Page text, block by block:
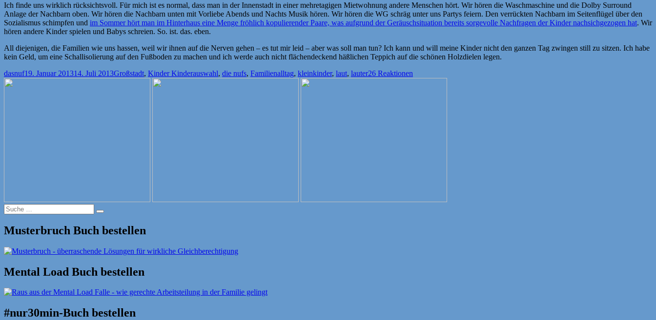
Ich finde uns wirklich rücksichtsvoll. Für mich ist es normal, dass man in der Innenstadt in einer mehretagigen Mietwohnung andere Menschen hört. Wir hören die Waschmaschine und die Dolby Surround
Anlage der Nachbarn oben. Wir hören die Nachbarn unten mit Vorliebe Abends und Nachts Musik hören. Wir hören die WG schräg unter uns Partys feiern. Den verrückten Nachbarn im Seitenflügel über den
Sozialismus schimpfen und im Sommer hört man im Hinterhaus eine Menge fröhlich kopulierender Paare, was aufgrund der Geräuschsituation bereits sorgevolle Nachfragen der Kinder nachsichgezogen hat. Wir
hören andere Kinder spielen und Babys schreien. So. ist. das. eben.
All diejenigen, die Familien wie uns hassen, weil wir ihnen auf die Nerven gehen – es tut mir leid – aber was soll man tun? Ich kann und will meine Kinder nicht den ganzen Tag zwingen still zu sitzen. Ich habe
kein Geld, um eine Schallisolierung auf den Fußboden zu machen und ich werde auch nicht flächendeckend häßlichen Teppich auf die schönen Holzdielen legen.
Autor
dasnufVeröffentlicht
19. Januar 201314. Juli 2013Kategorien
Großstadt, Kinder KinderSchlagwörter
auswahl, die nufs, Familienalltag, kleinkinder, laut, lauter26 Reaktionen
Suche
nach:
Suche
Musterbruch Buch bestellen
Mental Load Buch bestellen
#nur30min-Buch bestellen